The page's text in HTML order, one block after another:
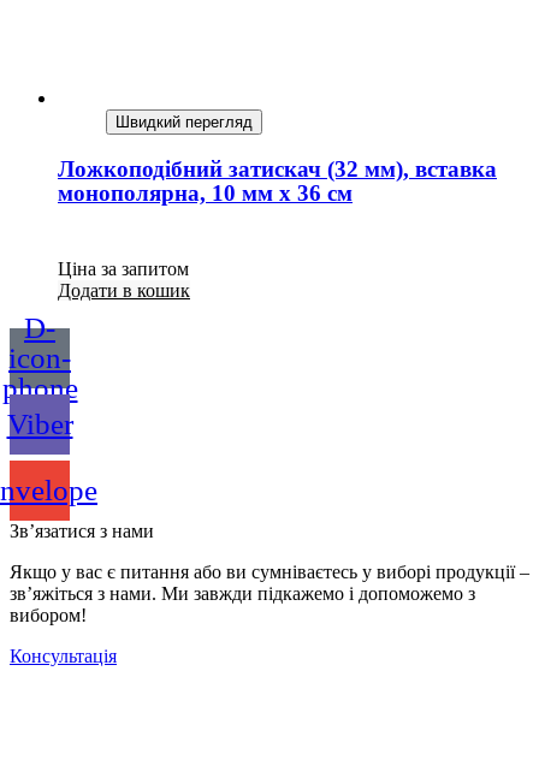
Швидкий перегляд
Ложкоподібний затискач (32 мм), вставка
монополярна, 10 мм х 36 см
Ціна за запитом
Додати в кошик
D-
icon-
phone
Viber
Зв’язатися з нами
Якщо у вас є питання або ви сумніваєтесь у виборі продукції –
зв’яжіться з нами. Ми завжди підкажемо і допоможемо з
вибором!
Консультація